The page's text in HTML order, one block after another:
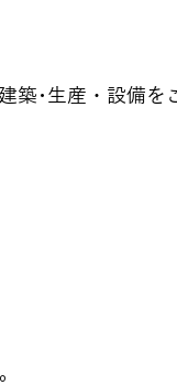
築･生産・設備